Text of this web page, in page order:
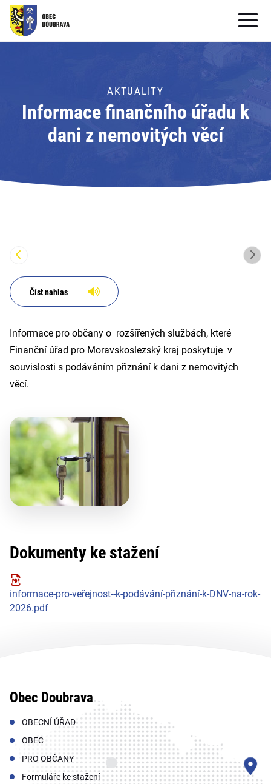
OBECNÍ ÚŘAD
PRO OBČANY
Formuláře ke stažení
PRO TURISTY
AKTUALITY
Informace finančního úřadu k
dani z nemovitých věcí
Číst nahlas
Informace pro občany o rozšířených službách, které
Finanční úřad pro Moravskoslezský kraj poskytuje v
souvislosti s podáváním přiznání k dani z nemovitých
věcí.
Dokumenty ke stažení
informace-pro-veřejnost--k-podávání-přiznání-k-DNV-na-rok-
2026.pdf
Obec Doubrava
OBECNÍ ÚŘAD
OBEC
PRO OBČANY
Formuláře ke stažení